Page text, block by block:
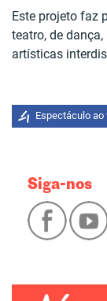
Este projeto faz
teatro, de
artísticas
Espectáculo ao
Siga-nos